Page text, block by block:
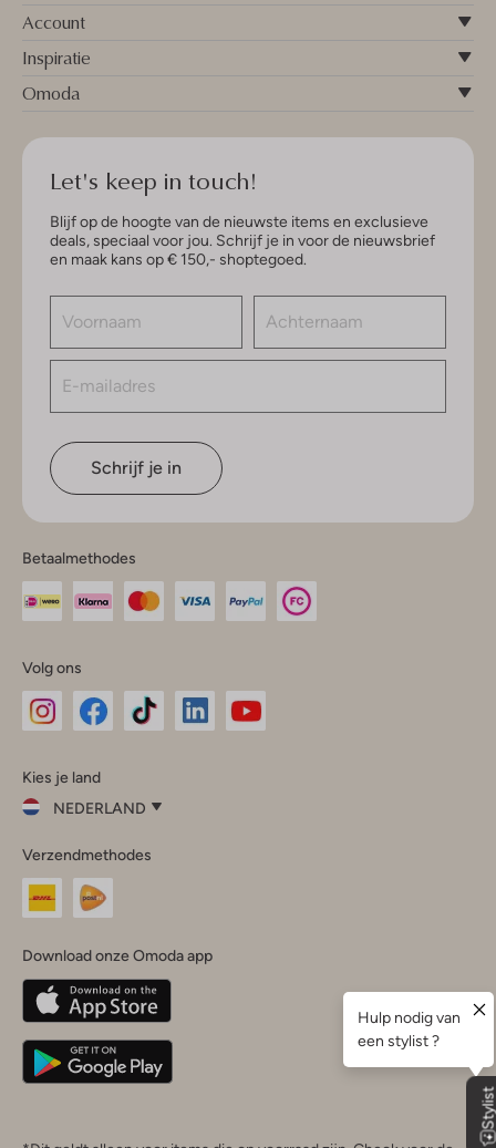
Account
Inspiratie
Omoda
Let's keep in touch!
Blijf op de hoogte van de nieuwste items en exclusieve
deals, speciaal voor jou. Schrijf je in voor de nieuwsbrief
en maak kans op € 150,- shoptegoed.
Schrijf je in
Betaalmethodes
Volg ons
InstagramFacebook
Kies je land
NEDERLAND
je
land
Nederland
Belgique(Français)
Deutschland
Verzendmethodes
Download onze Omoda app